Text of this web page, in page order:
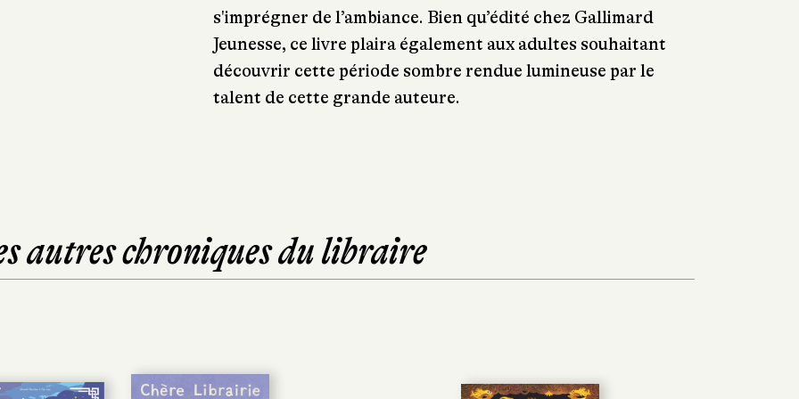
s'imprégner de l’ambiance. Bien qu’édité chez Gallimard
Jeunesse, ce livre plaira également aux adultes souhaitant
découvrir cette période sombre rendue lumineuse par le
talent de cette grande auteure.
autres chroniques du libraire